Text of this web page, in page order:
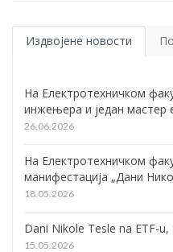
Издвојене новости
На Електротехничком
инжењера и један мастер
26.06.2026
На Електротехничком
манифестација „Дани
18.05.2026
Dani Nikole Tesle na ETF-u,
15.05.2026